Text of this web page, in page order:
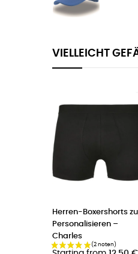
VIELLEICHT
Herren-Boxershorts
Personalisieren –
Charles